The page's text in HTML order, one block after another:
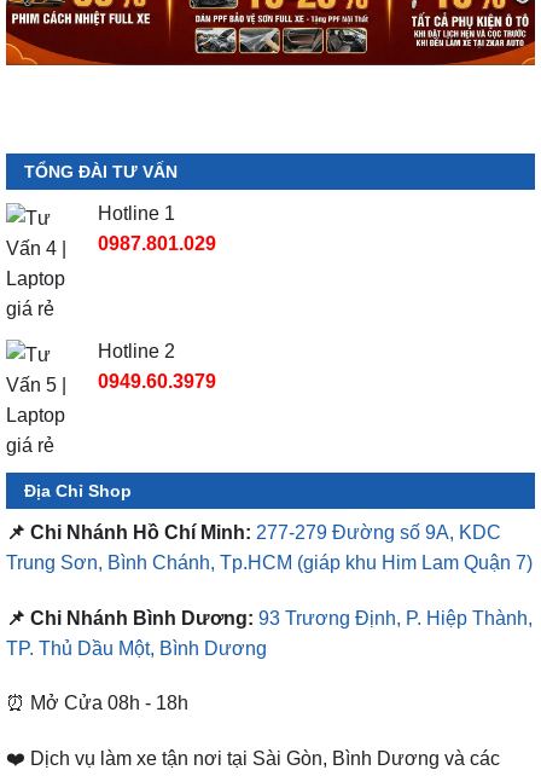
TỔNG ĐÀI TƯ VẤN
Hotline 1
0987.801.029
Hotline 2
0949.60.3979
Địa Chỉ Shop
📌 Chi Nhánh Hồ Chí Minh: 277-279 Đường số 9A, KDC
Trung Sơn, Bình Chánh, Tp.HCM (giáp khu Him Lam Quận 7)
📌 Chi Nhánh Bình Dương: 93 Trương Định, P. Hiệp Thành,
TP. Thủ Dầu Một, Bình Dương
⏰ Mở Cửa 08h - 18h
❤️ Dịch vụ làm xe tận nơi tại Sài Gòn, Bình Dương và các